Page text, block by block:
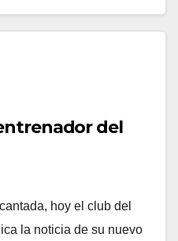
del
hoy el club del
la noticia de su nuevo